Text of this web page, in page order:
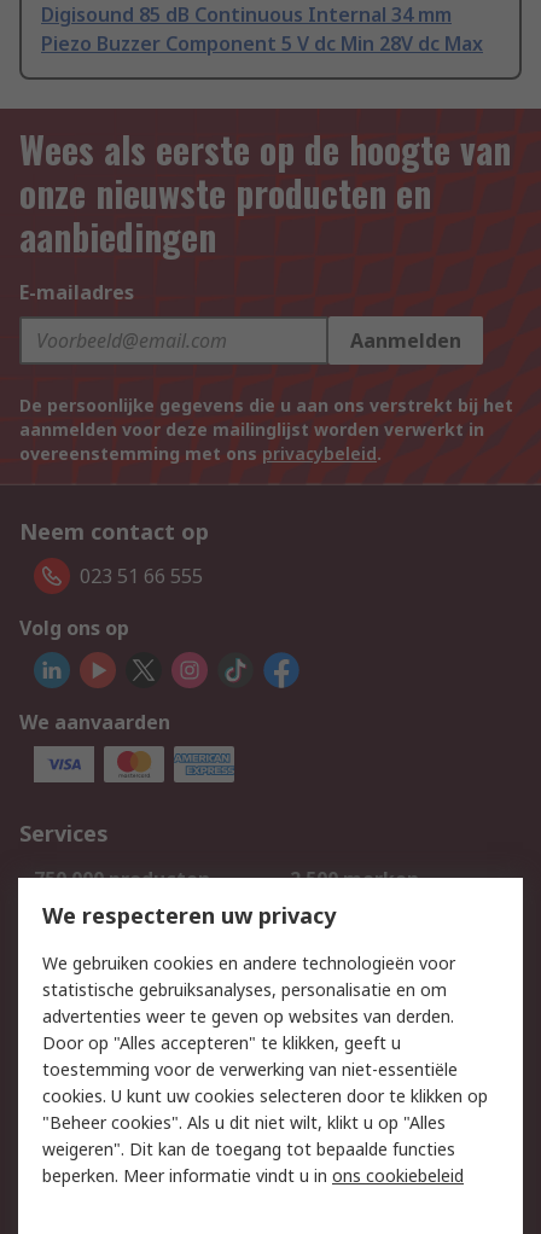
Digisound 85 dB Continuous Internal 34 mm
Piezo Buzzer Component 5 V dc Min 28V dc Max
Wees als eerste op de hoogte van
onze nieuwste producten en
aanbiedingen
E-mailadres
Aanmelden
De persoonlijke gegevens die u aan ons verstrekt bij het
aanmelden voor deze mailinglijst worden verwerkt in
overeenstemming met ons privacybeleid.
Neem contact op
023 51 66 555
Volg ons op
We aanvaarden
Services
750.000 producten
2.500 merken
Bestellen
Inkoopoplossingen
Track & Trace
Wettelijk
Cookiebeleid
Email veiligheid
Privacybeleid
Websitevoorwaarden
Algemene
verkoopvoorwaarden
We respecteren uw privacy
We gebruiken cookies en andere technologieën voor
statistische gebruiksanalyses, personalisatie en om
advertenties weer te geven op websites van derden.
Door op "Alles accepteren" te klikken, geeft u
toestemming voor de verwerking van niet-essentiële
cookies. U kunt uw cookies selecteren door te klikken op
"Beheer cookies". Als u dit niet wilt, klikt u op "Alles
weigeren". Dit kan de toegang tot bepaalde functies
beperken. Meer informatie vindt u in ons cookiebeleid